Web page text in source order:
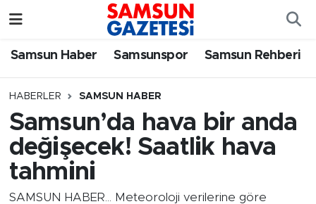
Samsun Haber Samsunspor Samsun Rehberi
HABERLER SAMSUN HABER
Samsun’da hava bir anda
değişecek! Saatlik hava
tahmini
SAMSUN HABER... Meteoroloji verilerine göre
Samsun Haber
Samsun Rehberi
Resmi İlanlar
Samsun Nöbetçi Eczaneler
SAMSUN Namaz Vakitleri
Samsun Trafik Yoğunluk Haritası
Süper Lig Puan Durumu ve Fikstür